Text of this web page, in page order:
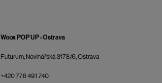
Woox POP UP - Ostrava
Futurum, Novinářská 3178/6, Ostrava
+420 778 491 740